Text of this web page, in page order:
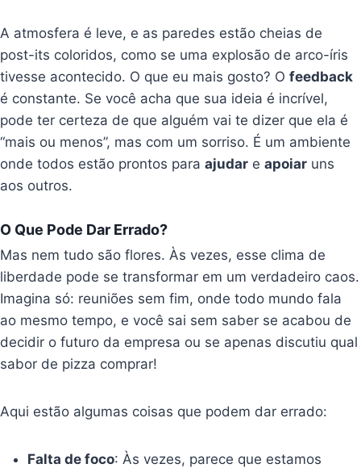
A atmosfera é leve, e as paredes estão cheias de
post-its coloridos, como se uma explosão de arco-íris
tivesse acontecido. O que eu mais gosto? Ofeedback
é constante. Se você acha que sua ideia é incrível,
pode ter certeza de que alguém vai te dizer que ela é
“mais ou menos”, mas com um sorriso. É um ambiente
onde todos estão prontos paraajudar eapoiar uns
aos outros.
O Que Pode Dar Errado?
Mas nem tudo são flores. Às vezes, esse clima de
liberdade pode se transformar em um verdadeiro caos.
Imagina só: reuniões sem fim, onde todo mundo fala
ao mesmo tempo, e você sai sem saber se acabou de
decidir o futuro da empresa ou se apenas discutiu qual
sabor de pizza comprar!
Aqui estão algumas coisas que podem dar errado:
Falta de foco: Às vezes, parece que estamos